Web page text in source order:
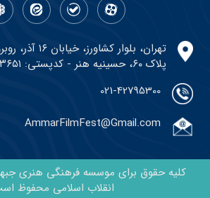
تهران، بلوار
پلاک ۶۰، حسینیه هنر - کدپستی: ۱۴۱۷۹۷۳۶۵۱
021-42795300
AmmarFilmFest@Gmail.com
کلیه حقوق برای موسسه فرهنگی هنری
انقلاب اسلامی محفوظ